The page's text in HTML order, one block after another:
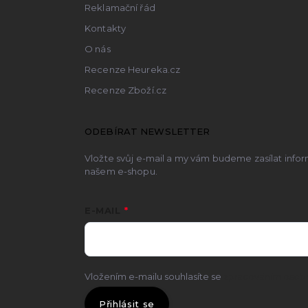
Reklamační řád
Kontakty
O nás
Recenze Heureka.cz
Recenze Zboží.cz
ODEBÍRAT NEWSLETTER
Vložte svůj e-mail a my vám budeme zasílat
našem e-shopu.
Vložením e-mailu souhlasíte se
Přihlásit se